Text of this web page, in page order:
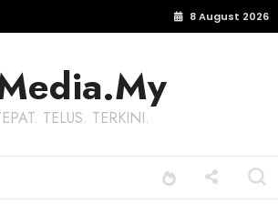
8 August 2026
TELUS. TERKINI.